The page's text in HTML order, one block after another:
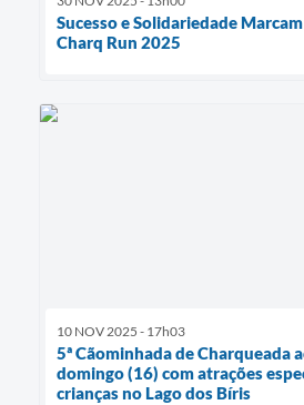
Sucesso e Solidariedade
Charq Run 2025
10 NOV 2025 - 17h03
5ª Cãominhada de Charqueada
domingo (16) com atrações
crianças no Lago dos Bíris